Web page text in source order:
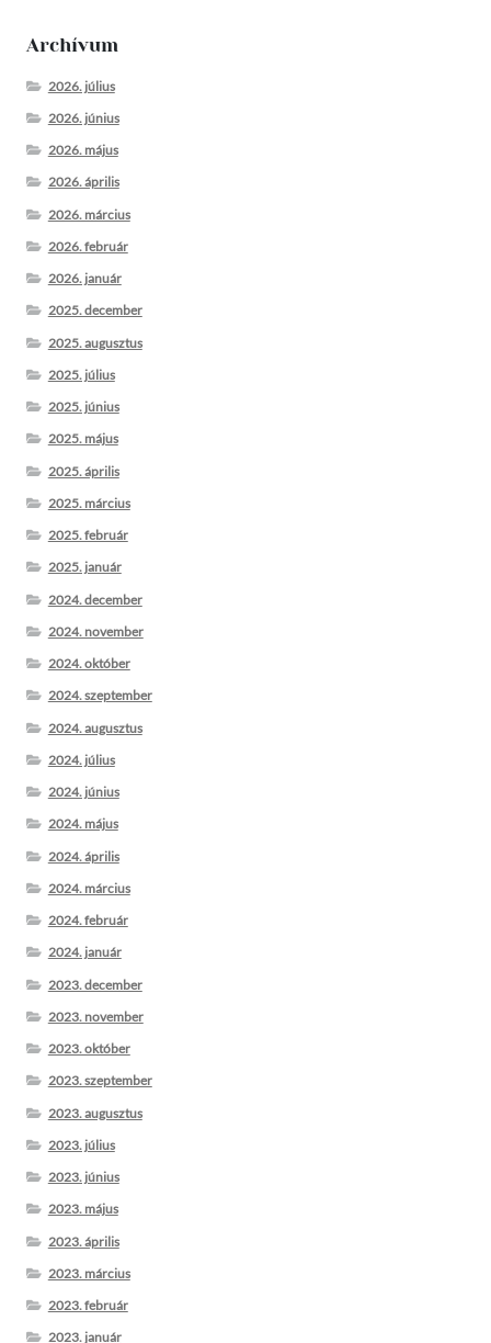
Archívum
2026. július
2026. június
2026. május
2026. április
2026. március
2026. február
2026. január
2025. december
2025. augusztus
2025. július
2025. június
2025. május
2025. április
2025. március
2025. február
2025. január
2024. december
2024. november
2024. október
2024. szeptember
2024. augusztus
2024. július
2024. június
2024. május
2024. április
2024. március
2024. február
2024. január
2023. december
2023. november
2023. október
2023. szeptember
2023. augusztus
2023. július
2023. június
2023. május
2023. április
2023. március
2023. február
2023. január